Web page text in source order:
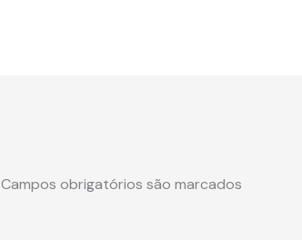
Campos obrigatórios são marcados